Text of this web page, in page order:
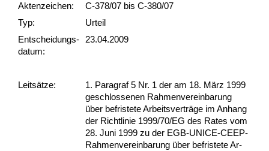
Akten­zeichen:
C-378/07 bis C-380/07
Typ:
Urteil
Ent­scheid­ungs­
datum:
23.04.2009
Leit­sätze:
1. Pa­ra­graf 5 Nr. 1 der am 18. März 1999
ge­schlos­se­nen Rah­men­ver­ein­ba­rung
über be­fris­te­te Ar­beits­verträge im An­hang
der Richt­li­nie 1999/70/EG des Ra­tes vom
28. Ju­ni 1999 zu der EGB-UN­ICE-CEEP-
Rah­men­ver­ein­ba­rung über be­fris­te­te Ar­